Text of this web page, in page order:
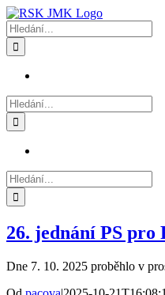
Přeskočit
na
obsah
Hledat:
Hledat:
Hledat:
26. jednání PS pro
Dne 7. 10. 2025 proběhlo v